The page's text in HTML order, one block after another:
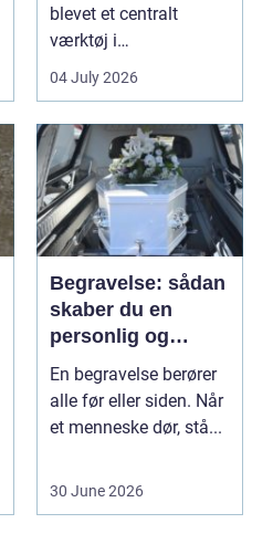
blevet et centralt
værktøj i
sundhedssektoren.
beh...
04 July 2026
Begravelse: sådan
skaber du en
personlig og
respektfuld afsked
En begravelse berører
alle før eller siden. Når
et menneske dør, stå...
30 June 2026